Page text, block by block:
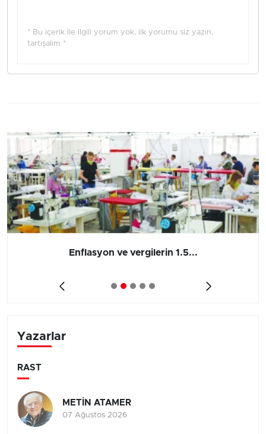
* Bu içerik ile ilgili yorum yok, ilk yorumu siz yazın,
tartışalım *
Enflasyon ve vergilerin 1.5...
Yazarlar
RAST
METİN ATAMER
07 Ağustos 2026